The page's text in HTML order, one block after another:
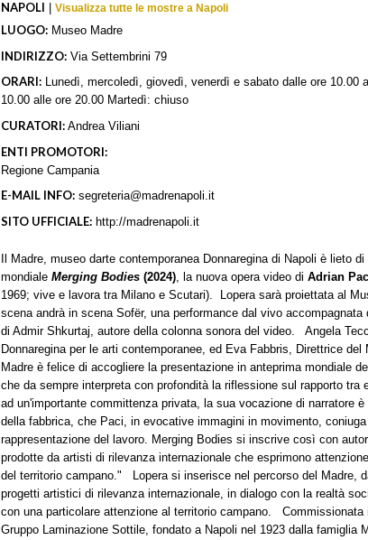
NAPOLI | Visualizza tutte le mostre a Napoli
LUOGO: Museo Madre
INDIRIZZO: Via Settembrini 79
ORARI: Lunedì, mercoledì, giovedì, venerdì e sabato dalle ore 10.00
10.00 alle ore 20.00 Martedì: chiuso
CURATORI: Andrea Viliani
ENTI PROMOTORI:
Regione Campania
E-MAIL INFO: segreteria@madrenapoli.it
SITO UFFICIALE: http://madrenapoli.it
Il Madre, museo darte contemporanea Donnaregina di Napoli è lieto
mondiale Merging Bodies (2024), la nuova opera video di Adrian
1969; vive e lavora tra Milano e Scutari). Lopera sarà proiettata al
scena andrà in scena Sofër, una performance dal vivo
di Admir Shkurtaj, autore della colonna sonora del video. Angela
Donnaregina per le arti contemporanee, ed Eva Fabbris, Direttrice del
Madre è felice di accogliere la presentazione in anteprima mondiale
che da sempre interpreta con profondità la riflessione sul rapporto tra
ad un'importante committenza privata, la sua vocazione di narratore
della fabbrica, che Paci, in evocative immagini in movimento,
rappresentazione del lavoro. Merging Bodies si inscrive così con
prodotte da artisti di rilevanza internazionale che esprimono
del territorio campano." Lopera si inserisce nel percorso del Madre,
progetti artistici di rilevanza internazionale, in dialogo con la realtà
con una particolare attenzione al territorio campano. Commissionata
Gruppo Laminazione Sottile, fondato a Napoli nel 1923 dalla famiglia